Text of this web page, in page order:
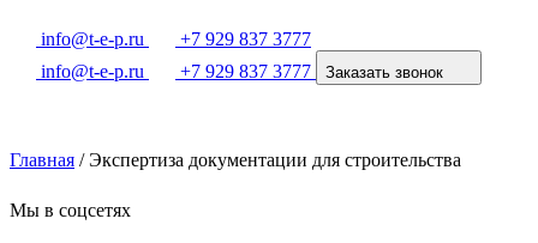
info@t-e-p.ru
+7 929 837 3777
info@t-e-p.ru
+7 929 837 3777 Заказать звонок
Главная /Экспертиза документации для строительства
Мы в соцсетях